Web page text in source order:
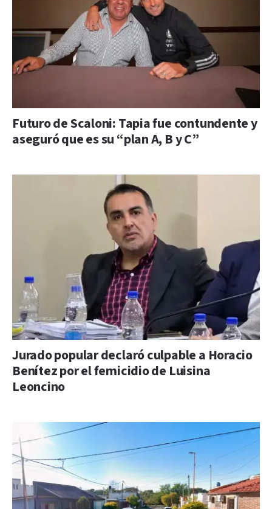
Futuro de Scaloni: Tapia fue contundente y
aseguró que es su “plan A, B y C”
Jurado popular declaró culpable a Horacio
Benítez por el femicidio de Luisina
Leoncino